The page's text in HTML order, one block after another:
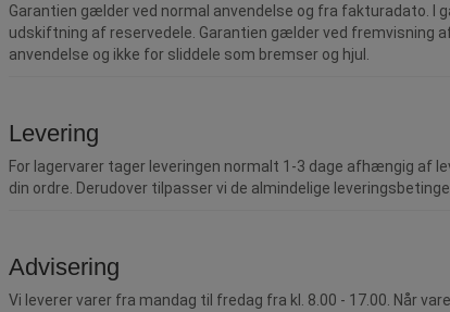
Garantien gælder ved normal anvendelse og fra fakturadato. I
udskiftning af reservedele. Garantien gælder ved fremvisning
anvendelse og ikke for sliddele som bremser og hjul.
Levering
For lagervarer tager leveringen normalt 1-3 dage afhængig af
din ordre. Derudover tilpasser vi de almindelige
Advisering
Vi leverer varer fra mandag til fredag fra kl. 8.00 - 17.00. Når